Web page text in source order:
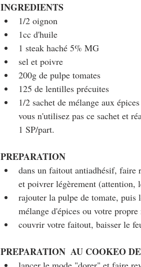
INGREDIENTS
1/2 oignon
1cc d'huile
1 steak haché 5% MG
sel et poivre
200g de pulpe tomates
125 de lentilles précuites
1/2 sachet de mélange aux
vous n'utilisez pas ce sachet et
1 SP/part.
PREPARATION
dans un faitout antiadhésif, faire
et poivrer légèrement (attention,
rajouter la pulpe de tomate,
mélange d'épices ou votre
couvrir votre faitout, baisser le
PREPARATION  AU COOKEO